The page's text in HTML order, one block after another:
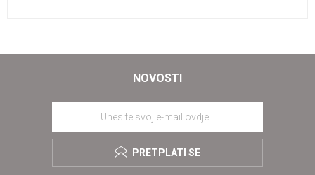
NOVOSTI
PRETPLATI SE